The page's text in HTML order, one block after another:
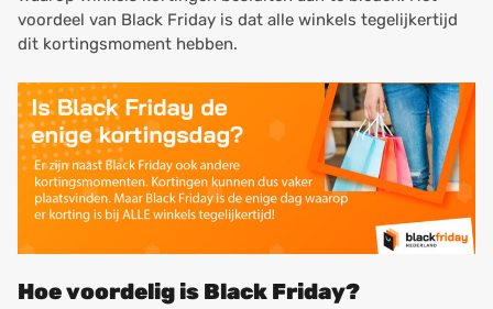
voordeel van Black Friday is dat alle winkels tegelijkertijd
dit kortingsmoment hebben.
Hoe voordelig is Black Friday?